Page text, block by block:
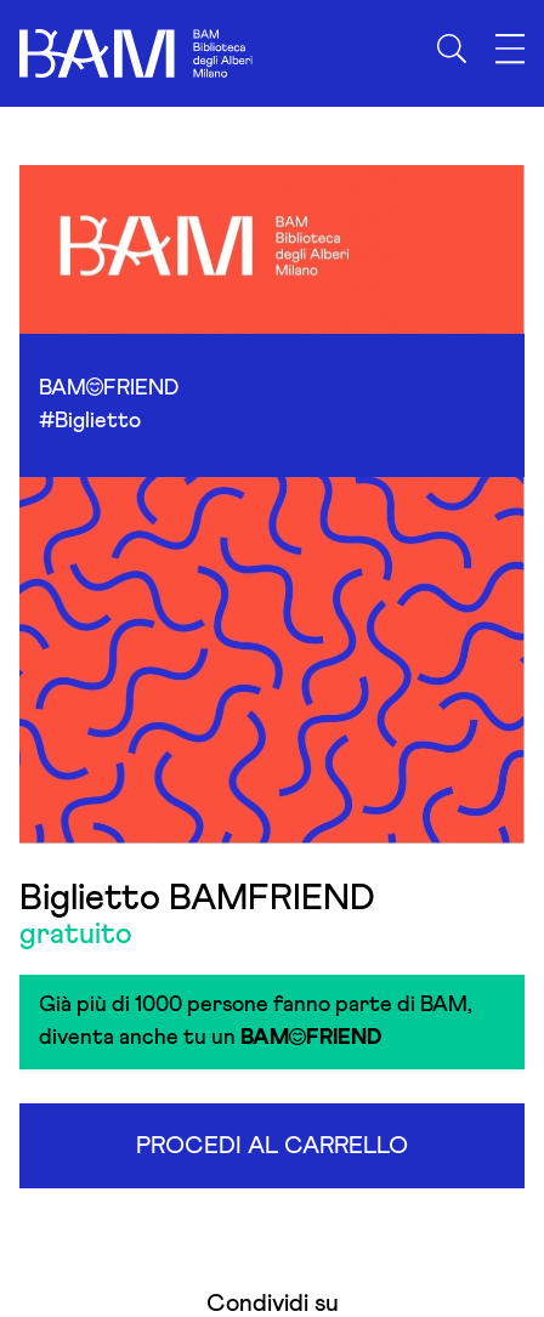
BAM
FRIEND
#Biglietto
Biglietto BAMFRIEND
gratuito
Già più di 1000 persone fanno parte di BAM,
diventa anche tu un BAM FRIEND
PROCEDI AL CARRELLO
Condividi su